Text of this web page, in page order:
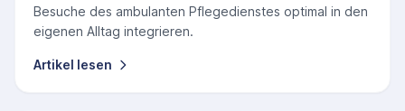
Besuche des ambulanten Pflegedienstes optimal in den
eigenen Alltag integrieren.
Artikel lesen